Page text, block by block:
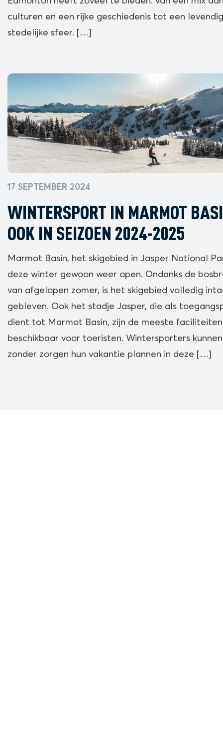
culturen en een rijke geschiedenis tot een
stedelijke sfeer. […]
17 SEPTEMBER 2024
WINTERSPORT IN MARMOT
OOK IN SEIZOEN 2024-2025
Marmot Basin, het skigebied in Jasper National
deze winter gewoon weer open. Ondanks de
van afgelopen zomer, is het skigebied volledig
gebleven. Ook het stadje Jasper, die als
dient tot Marmot Basin, zijn de meeste
beschikbaar voor toeristen. Wintersporters
zonder zorgen hun vakantie plannen in deze […]